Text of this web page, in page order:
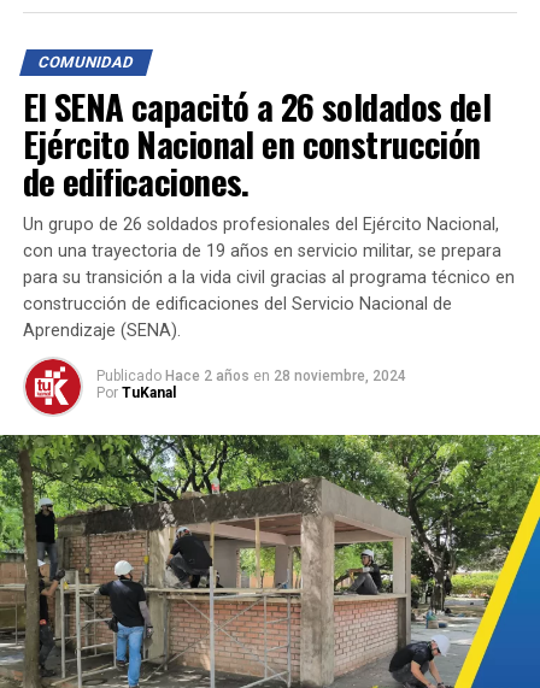
del canino fue multado por permitir que el animal
deambulara sin control en espacios públicos, de acuerdo
con el Artículo 116, numeral 3 de la misma normativa.
Para prevenir el uso indebido de pirotecnia, se ha creado
el Escuadrón Antipólvora, compuesto por agentes
especializados de infancia, adolescencia y carabineros.
Este escuadrón refuerza las labores preventivas y
operativas para evitar la venta y comercialización de
pólvora ilegal en la región.
La Policía Metropolitana de Cúcuta reitera su
compromiso con la seguridad ciudadana y el bienestar
animal.
COMUNIDAD
El SENA capacitó a 26 soldados del
Ejército Nacional en construcción
de edificaciones.
Un grupo de 26 soldados profesionales del Ejército Nacional,
con una trayectoria de 19 años en servicio militar, se prepara
para su transición a la vida civil gracias al programa técnico en
construcción de edificaciones del Servicio Nacional de
Aprendizaje (SENA).
Publicado Hace 2 años en 28 noviembre, 2024
Por TuKanal